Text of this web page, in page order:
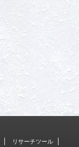
リサーチツール